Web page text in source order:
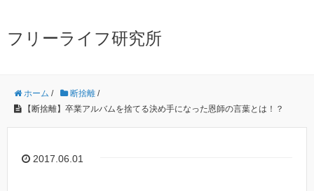
フリーライフ研究所
ホーム / 断捨離 /
【断捨離】卒業アルバムを捨てる決め手になった恩師の言葉とは！？
2017.06.01